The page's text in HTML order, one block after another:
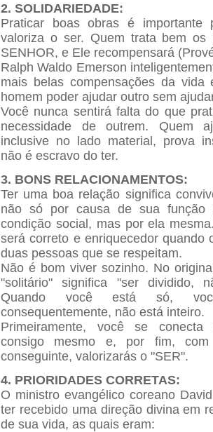
2. SOLIDARIEDADE:
Praticar boas obras é importante
valoriza o ser. Quem trata bem os
SENHOR, e Ele recompensará
Ralph Waldo Emerson
mais belas compensações da
homem poder ajudar outro sem
Você nunca sentirá falta do que
necessidade de outrem. Quem
inclusive no lado material, prova
não é escravo do ter.
3. BONS RELACIONAMENTOS:
Ter uma boa relação significa
não só por causa de sua função
condição social, mas por ela
será correto e enriquecedor quando
duas pessoas que se respeitam.
Não é bom viver sozinho. No
"solitário" significa "ser dividido,
Quando você está só,
consequentemente, não está inteiro.
Primeiramente, você se
consigo mesmo e, por fim,
conseguinte, valorizarás o "SER".
4. PRIORIDADES CORRETAS:
O ministro evangélico coreano
ter recebido uma direção divina em
de sua vida, as quais eram: